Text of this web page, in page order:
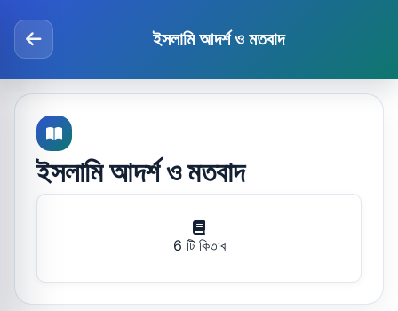
ইসলামি আদর্শ ও মতবাদ
ইসলামি আদর্শ ও মতবাদ
6 টি কিতাব